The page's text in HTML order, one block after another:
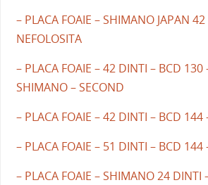
– PLACA FOAIE – SHIMANO JAPAN
NEFOLOSITA
– PLACA FOAIE – 42 DINTI – BCD 130
SHIMANO – SECOND
– PLACA FOAIE – 42 DINTI – BCD 144
– PLACA FOAIE – 51 DINTI – BCD 144
– PLACA FOAIE – SHIMANO 24 DINTI